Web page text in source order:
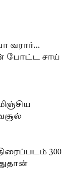
வரார்…
போட்ட சாய்
வசூல்
திரைப்படம் 300